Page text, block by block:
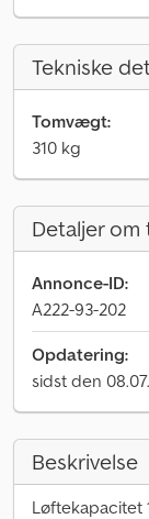
Tekniske
Tomvægt:
310 kg
Detaljer
Annonce-ID:
A222-93-202
Opdatering:
sidst den
Beskrivelse
Løftekapacitet